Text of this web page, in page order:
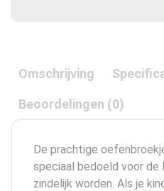
Omschrijving
Beoordelingen (0)
De prachtige
speciaal bedoeld voor
zindelijk worden. Als je